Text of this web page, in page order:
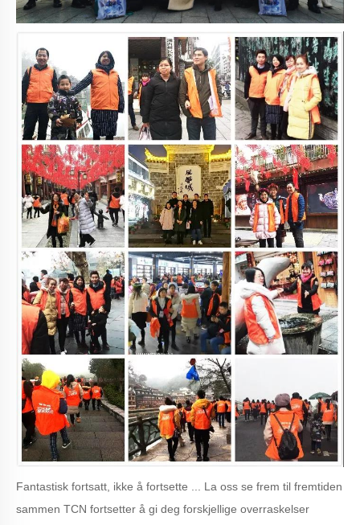
Fantastisk fortsatt, ikke å fortsette ... La oss se frem til fremtiden
sammen TCN fortsetter å gi deg forskjellige overraskelser